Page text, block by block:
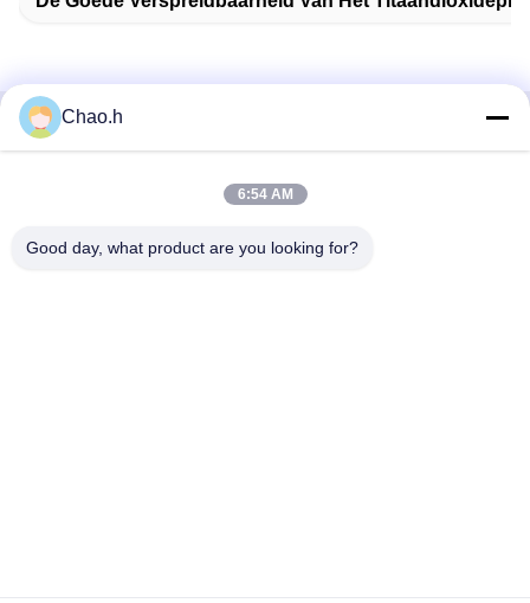
Snel contact
1st Verdieping, No.40, No.69, de Middenstraat van
Chao.h
6:54 AM
Good day, what product are you looking for?